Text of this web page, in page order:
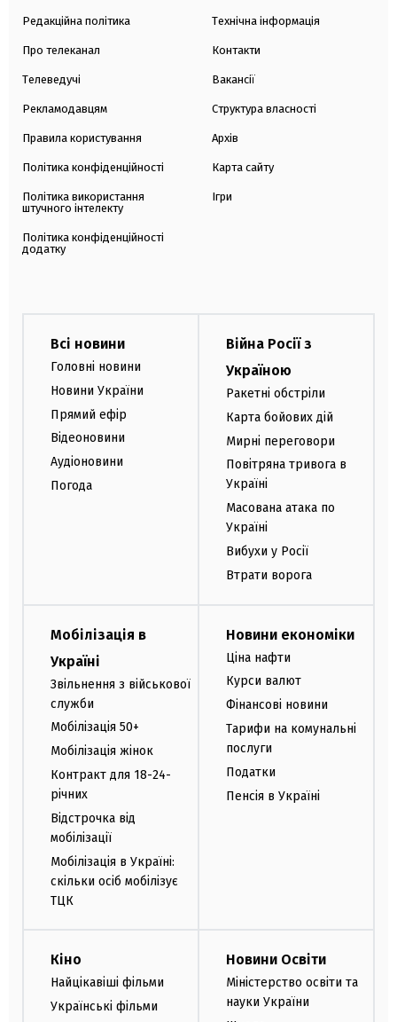
Редакційна політика
Про телеканал
Телеведучі
Рекламодавцям
Правила користування
Політика конфіденційності
Політика використання
штучного інтелекту
Політика конфіденційності
додатку
Технічна інформація
Контакти
Вакансії
Структура власності
Архів
Карта сайту
Ігри
Всі новини
Головні новини
Новини України
Прямий ефір
Відеоновини
Аудіоновини
Погода
Війна Росії з
Україною
Ракетні обстріли
Карта бойових дій
Мирні переговори
Повітряна тривога в
Україні
Масована атака по
Україні
Вибухи у Росії
Втрати ворога
Мобілізація в
Україні
Звільнення з військової
служби
Мобілізація 50+
Мобілізація жінок
Контракт для 18-24-
річних
Відстрочка від
мобілізації
Мобілізація в Україні:
скільки осіб мобілізує
ТЦК
Новини економіки
Ціна нафти
Курси валют
Фінансові новини
Тарифи на комунальні
послуги
Податки
Пенсія в Україні
Кіно
Найцікавіші фільми
Українські фільми
Новини Освіти
Міністерство освіти та
науки України